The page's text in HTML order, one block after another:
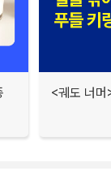
<궤도 너